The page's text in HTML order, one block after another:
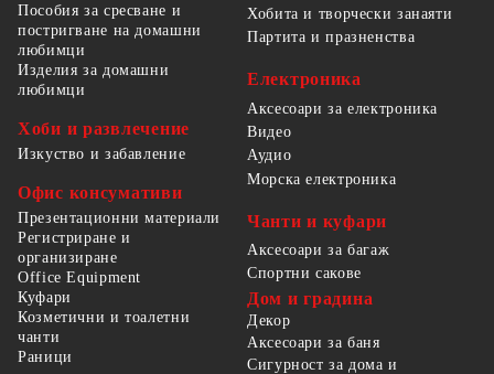
Пособия за сресване и
постригване на домашни
любимци
Изделия за домашни
любимци
Хоби и развлечение
Изкуство и забавление
Офис консумативи
Презентационни материали
Регистриране и
организиране
Office Equipment
Хобита и творчески занаяти
Партита и празненства
Електроника
Аксесоари за електроника
Видео
Аудио
Морска електроника
Чанти и куфари
Аксесоари за багаж
Спортни сакове
Куфари
Козметични и тоалетни
чанти
Раници
Дом и градина
Декор
Аксесоари за баня
Сигурност за дома и